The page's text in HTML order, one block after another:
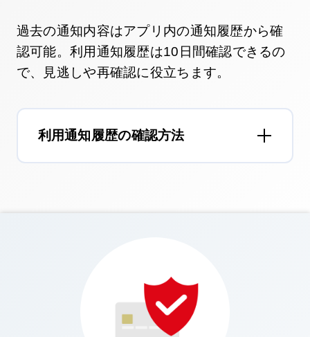
過去の通知内容はアプリ内の通知履歴から確
認可能。利用通知履歴は10日間確認できるの
で、
見逃しや再確認に役立ちます。
利用通知履歴の確認方法